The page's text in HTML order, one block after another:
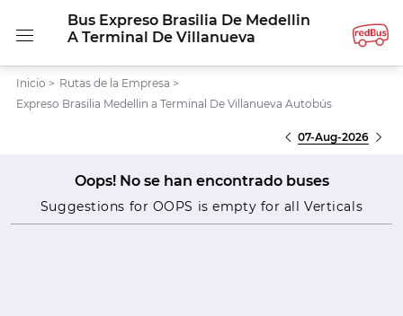
Bus Expreso Brasilia De Medellin
A Terminal De Villanueva
Inicio > Rutas de la Empresa >
Expreso Brasilia Medellin a Terminal De Villanueva Autobús
07-Aug-2026
Oops! No se han encontrado buses
Suggestions for OOPS is empty for all Verticals